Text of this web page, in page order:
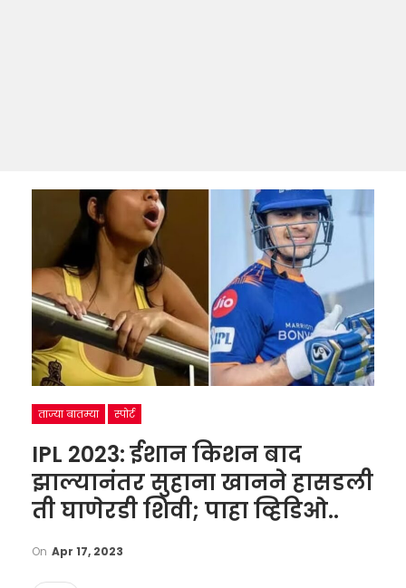
ताज्या बातम्या स्पोर्ट
IPL 2023: ईशान किशन बाद
झाल्यानंतर सुहाना खानने हासडली
ती घाणेरडी शिवी; पाहा व्हिडिओ..
On Apr 17, 2023